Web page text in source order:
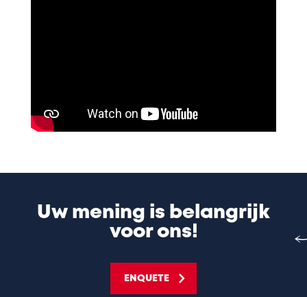
Uw mening is belangrijk
voor ons!
ENQUETE